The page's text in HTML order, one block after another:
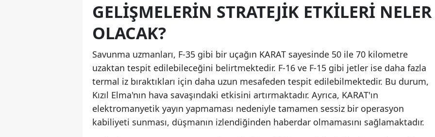
Samsun
Sinop
Sivas
Tokat
Trabzon
GELIŞMELERIN STRATEJIK ETKILERI NELER
OLACAK?
Savunma uzmanları, F-35 gibi bir uçağın KARAT sayesinde 50 ile 70 kilometre
uzaktan tespit edilebileceğini belirtmektedir. F-16 ve F-15 gibi jetler ise daha fazla
termal iz bıraktıkları için daha uzun mesafeden tespit edilebilmektedir. Bu durum,
Kızıl Elma'nın hava savaşındaki etkisini artırmaktadır. Ayrıca, KARAT'ın
elektromanyetik yayın yapmaması nedeniyle tamamen sessiz bir operasyon
kabiliyeti sunması, düşmanın izlendiğinden haberdar olmamasını sağlamaktadır.